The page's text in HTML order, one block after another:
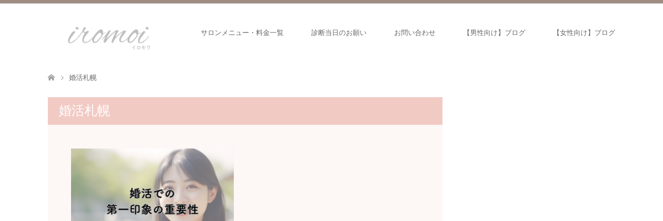
サロンメニュー・料金一覧 診断当日のお願い お問い合わせ 【男性向け】ブログ 【女性向け】ブログ
婚活札幌
婚活札幌